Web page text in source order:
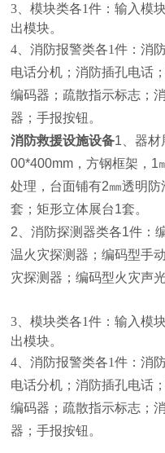
3、模块类各1件：输入模
出模块。
4、消防报警类各1件：消
电话分机；消防插孔电话
编码器；疏散指示标志；
器；手报按钮。
消防救援设施设备1、器材
00*400mm，方钢框架，1
处理，台面铺有2㎜透明
套；矩形立体展台1套。
2、消防探测器类各1件：
温火灾探测器；编码型手
灾探测器；编码型火灾声
3、模块类各1件：输入模
出模块。
4、消防报警类各1件：消
电话分机；消防插孔电话
编码器；疏散指示标志；
器；手报按钮。